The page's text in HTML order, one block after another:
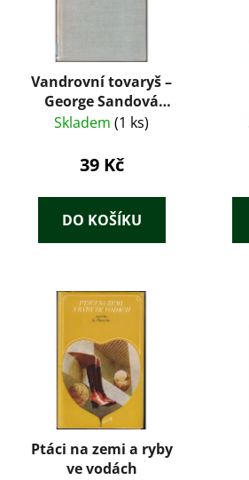
Vandrovní tovaryš –
George Sandová
(1959)
Skladem (1 ks)
39 Kč
DO KOŠÍKU
Ptáci na zemi a ryby
ve vodách